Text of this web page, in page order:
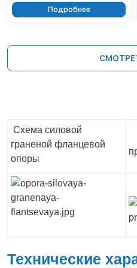
Подробнее
Схема силовой
граненой фланцевой
опоры
Технические